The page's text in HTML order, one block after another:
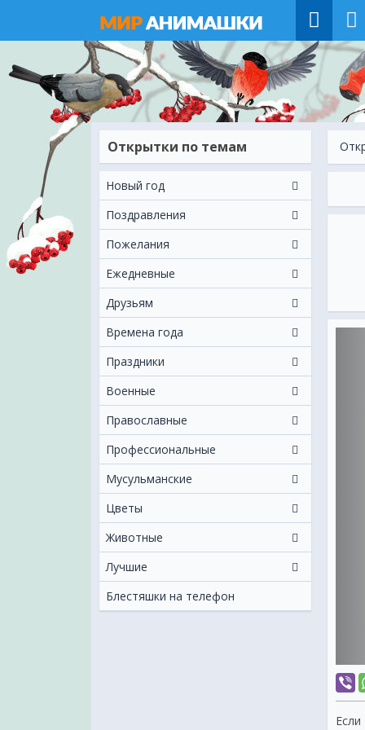
Открытки по темам
Новый год
Поздравления
Пожелания
Ежeдневные
Друзьям
Времена года
Праздники
Военные
Православные
Профессиональные
Мусульманские
Цветы
Животные
Лучшие
Блестяшки на телефон